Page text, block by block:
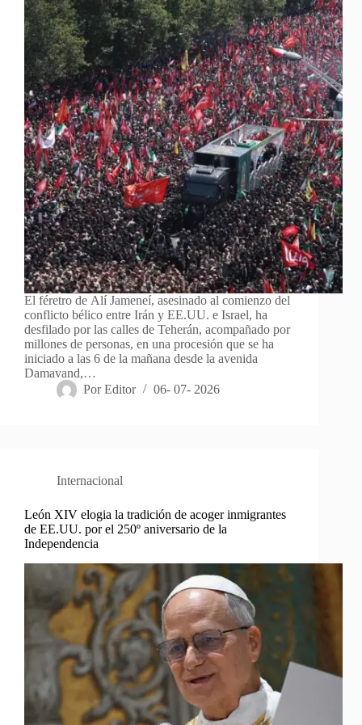
El féretro de Alí Jameneí, asesinado al comienzo del
conflicto bélico entre Irán y EE.UU. e Israel, ha
desfilado por las calles de Teherán, acompañado por
millones de personas, en una procesión que se ha
iniciado a las 6 de la mañana desde la avenida
Damavand,…
Por Editor 06- 07- 2026
Internacional
León XIV elogia la tradición de acoger inmigrantes
de EE.UU. por el 250º aniversario de la
Independencia